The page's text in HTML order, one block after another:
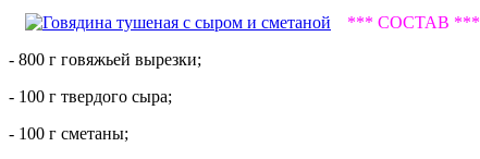
*** СОСТАВ ***
- 800 г говяжьей вырезки;
- 100 г твердого сыра;
- 100 г сметаны;